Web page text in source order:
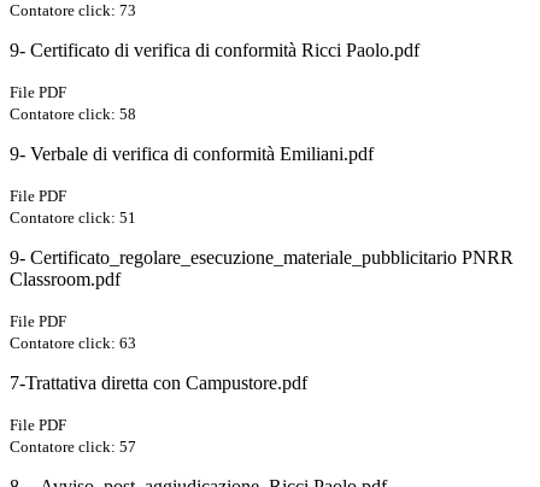
Contatore click: 73
9- Certificato di verifica di conformità Ricci Paolo.pdf
File PDF
Contatore click: 58
9- Verbale di verifica di conformità Emiliani.pdf
File PDF
Contatore click: 51
9- Certificato_regolare_esecuzione_materiale_pubblicitario PNRR
Classroom.pdf
File PDF
Contatore click: 63
7-Trattativa diretta con Campustore.pdf
File PDF
Contatore click: 57